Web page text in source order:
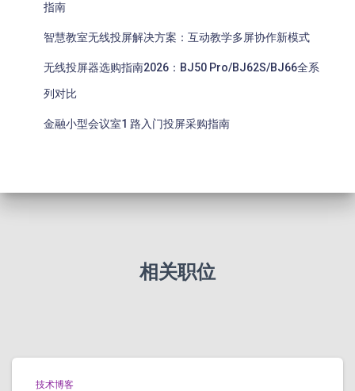
指南
智慧教室无线投屏解决方案：互动教学多屏协作新模式
无线投屏器选购指南2026：BJ50 Pro/BJ62S/BJ66全系
列对比
金融小型会议室1 路入门投屏采购指南
相关职位
技术博客